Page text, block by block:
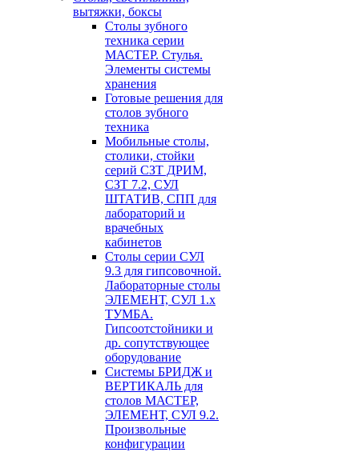
вытяжки, боксы
Столы зубного
техника серии
МАСТЕР. Стулья.
Элементы системы
хранения
Готовые решения для
столов зубного
техника
Мобильные столы,
столики, стойки
серий СЗТ ДРИМ,
СЗТ 7.2, СУЛ
ШТАТИВ, СПП для
лабораторий и
врачебных
кабинетов
Столы серии СУЛ
9.3 для гипсовочной.
Лабораторные столы
ЭЛЕМЕНТ, СУЛ 1.х
ТУМБА.
Гипсоотстойники и
др. сопутствующее
оборудование
Системы БРИДЖ и
ВЕРТИКАЛЬ для
столов МАСТЕР,
ЭЛЕМЕНТ, СУЛ 9.2.
Произвольные
конфигурации